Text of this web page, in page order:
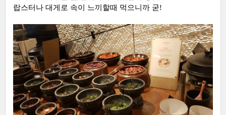
랍스터나 대게로 속이 느끼할때 먹으니까 굳!